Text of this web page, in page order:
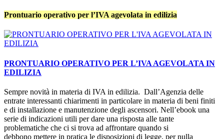
Prontuario operativo per l’IVA agevolata in edilizia
PRONTUARIO OPERATIVO PER L’IVA AGEVOLATA IN
EDILIZIA
Sempre novità in materia di IVA in edilizia. Dall’Agenzia delle
entrate interessanti chiarimenti in particolare in materia di beni finiti
e di installazione e manutenzione degli ascensori. Nell’ebook una
serie di indicazioni utili per dare una risposta alle tante
problematiche che ci si trova ad affrontare quando si
debbono mettere in pratica le disposizioni di legge, per nulla